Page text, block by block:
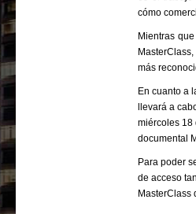
cómo
Mientras
más
En cuanto a
llevará a
miércoles 18
documental
Para poder
de acceso
MasterClass